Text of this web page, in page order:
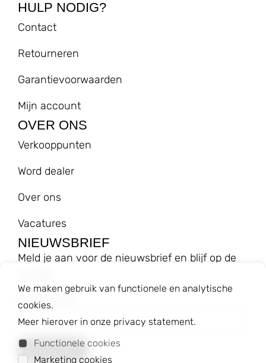
HULP NODIG?
Contact
Retourneren
Garantievoorwaarden
Mijn account
OVER ONS
Verkooppunten
Word dealer
Over ons
Vacatures
NIEUWSBRIEF
Meld je aan voor de nieuwsbrief en blijf op de
E-mailadres
We maken gebruik van functionele en analytische
cookies.
Meer hierover in onze privacy statement.
Functionele cookies
Marketing cookies